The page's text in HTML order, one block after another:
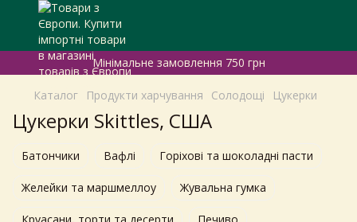
Мінімальне замовлення 750 грн
Каталог Продукти харчування Солодощі Цукерки
Цукерки Skittles, США
Батончики Вафлі Горіхові та шоколадні пасти
Желейки та маршмеллоу Жувальна гумка